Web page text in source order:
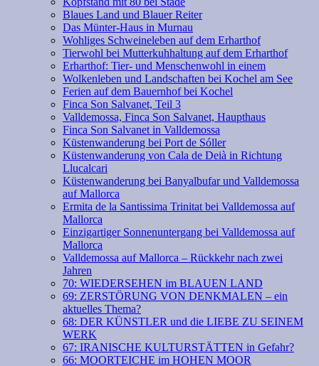
Blaues Land und Blauer Reiter
Das Münter-Haus in Murnau
Wohliges Schweineleben auf dem Erharthof
Tierwohl bei Mutterkuhhaltung auf dem Erharthof
Erharthof: Tier- und Menschenwohl in einem
Wolkenleben und Landschaften bei Kochel am See
Ferien auf dem Bauernhof bei Kochel
Finca Son Salvanet, Teil 3
Valldemossa, Finca Son Salvanet, Haupthaus
Finca Son Salvanet in Valldemossa
Küstenwanderung bei Port de Sóller
Küstenwanderung von Cala de Deià in Richtung
Llucalcari
Küstenwanderung bei Banyalbufar und Valldemossa
auf Mallorca
Ermita de la Santissima Trinitat bei Valldemossa auf
Mallorca
Einzigartiger Sonnenuntergang bei Valldemossa auf
Mallorca
Valldemossa auf Mallorca – Rückkehr nach zwei
Jahren
70: WIEDERSEHEN im BLAUEN LAND
69: ZERSTÖRUNG VON DENKMALEN – ein
aktuelles Thema?
68: DER KÜNSTLER und die LIEBE ZU SEINEM
WERK
67: IRANISCHE KULTURSTÄTTEN in Gefahr?
66: MOORTEICHE im HOHEN MOOR